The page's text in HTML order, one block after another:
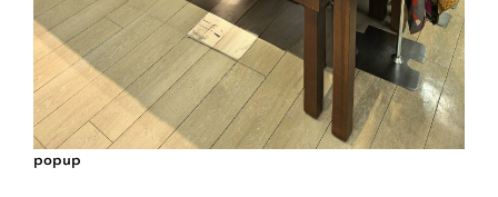
popup